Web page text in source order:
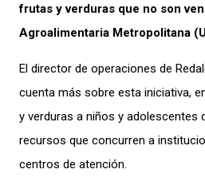
frutas y verduras que no son
Agroalimentaria Metropolitana
El director de operaciones de
cuenta más sobre esta iniciativa,
y verduras a niños y adolescentes
recursos que concurren a
centros de atención.